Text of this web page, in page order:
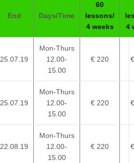
End Days/Time
60
lessons/
4 weeks
4
25.07.19
Mon-Thurs
12.00-
15.00
€ 220
25.07.19
Mon-Thurs
12.00-
15.00
€ 220
22.08.19
Mon-Thurs
12.00-
15.00
€ 220